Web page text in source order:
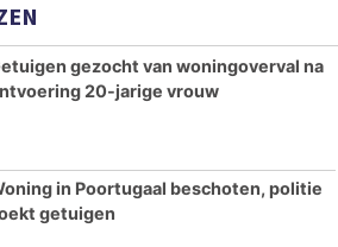
gezocht van woningoverval na
20-jarige vrouw
in Poortugaal beschoten, politie
getuigen